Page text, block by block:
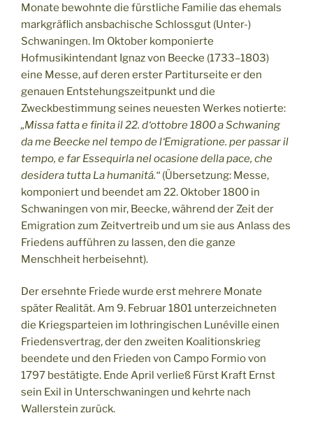
Monate bewohnte die fürstliche Familie das ehemals
markgräflich ansbachische Schlossgut (Unter-)
Schwaningen. Im Oktober komponierte
Hofmusikintendant Ignaz von Beecke (1733–1803)
eine Messe, auf deren erster Partiturseite er den
genauen Entstehungszeitpunkt und die
Zweckbestimmung seines neuesten Werkes notierte:
„Missa fatta e finita il 22. d‘ottobre 1800 a Schwaning
da me Beecke nel tempo de l‘Emigratione. per passar il
tempo, e far Essequirla nel ocasione della pace, che
desidera tutta La humanitá.“ (Übersetzung: Messe,
komponiert und beendet am 22. Oktober 1800 in
Schwaningen von mir, Beecke, während der Zeit der
Emigration zum Zeitvertreib und um sie aus Anlass des
Friedens aufführen zu lassen, den die ganze
Menschheit herbeisehnt).
Der ersehnte Friede wurde erst mehrere Monate
später Realität. Am 9. Februar 1801 unterzeichneten
die Kriegsparteien im lothringischen Lunéville einen
Friedensvertrag, der den zweiten Koalitionskrieg
beendete und den Frieden von Campo Formio von
1797 bestätigte. Ende April verließ Fürst Kraft Ernst
sein Exil in Unterschwaningen und kehrte nach
Wallerstein zurück.